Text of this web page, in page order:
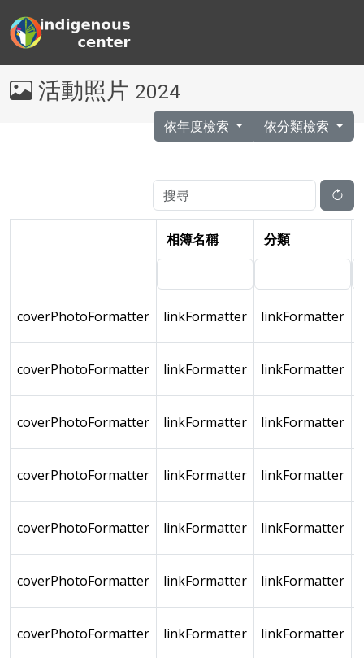
活動照片 2024
依年度檢索 依分類檢索
相簿名稱 分類
coverPhotoFormatter linkFormatter linkFormatter
coverPhotoFormatter linkFormatter linkFormatter
coverPhotoFormatter linkFormatter linkFormatter
coverPhotoFormatter linkFormatter linkFormatter
coverPhotoFormatter linkFormatter linkFormatter
coverPhotoFormatter linkFormatter linkFormatter
coverPhotoFormatter linkFormatter linkFormatter